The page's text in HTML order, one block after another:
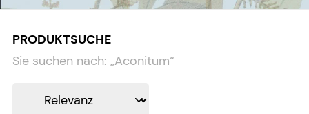
PRODUKTSUCHE
Sie suchen nach: „Aconitum“